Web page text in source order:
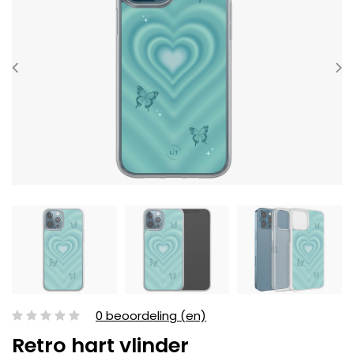
0 beoordeling (en)
Retro hart vlinder